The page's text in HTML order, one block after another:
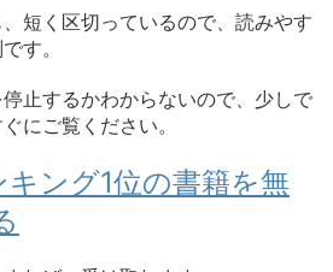
短く区切っているので、読みやす
す。
止するかわからないので、少しで
にご覧ください。
ング1位の書籍を無